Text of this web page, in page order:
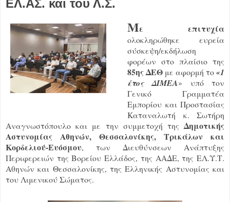
ΕΛ.ΑΣ. και του Λ.Σ.
Με επιτυχία
ολοκληρώθηκε ευρεία
σύσκεψη/εκδήλωση
φορέων στο πλαίσιο της
85ης ΔΕΘ με αφορμή το«1
έτος ΔΙΜΕΑ» υπό τον
Γενικό Γραμματέα
Εμπορίου και Προστασίας
Καταναλωτή κ. Σωτήρη
Αναγνωστόπουλο και με την συμμετοχή της Δημοτικής
Αστυνομίας Αθηνών, Θεσσαλονίκης, Τρικάλων και
Κορδελιού-Ευόσμου, των Διευθύνσεων Ανάπτυξης
Περιφερειών της Βορείου Ελλάδος, της ΑΑΔΕ, της ΕΛ.Υ.Τ.
Αθηνών και Θεσσαλονίκης, της Ελληνικής Αστυνομίας και
του Λιμενικού Σώματος.